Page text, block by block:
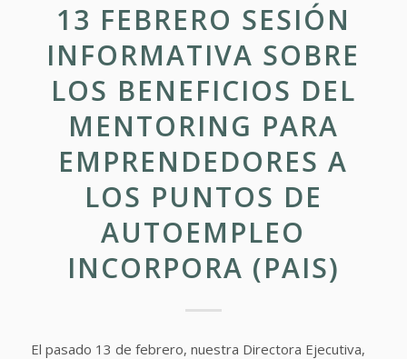
13 FEBRERO SESIÓN
INFORMATIVA SOBRE
LOS BENEFICIOS DEL
MENTORING PARA
EMPRENDEDORES A
LOS PUNTOS DE
AUTOEMPLEO
INCORPORA (PAIS)
El pasado 13 de febrero, nuestra Directora Ejecutiva,